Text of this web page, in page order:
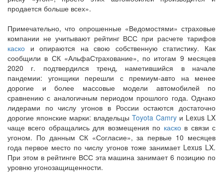
продается больше всех».
Примечательно, что опрошенные «Ведомостями» страховые
компании не учитывают рейтинг ВСС при расчете тарифов
каско и опираются на свою собственную статистику. Как
сообщили в СК «АльфаСтрахование», по итогам 9 месяцев
2020 г. подтвердился тренд, наметившийся в начале
пандемии: угонщики перешли с премиум-авто на менее
дорогие и более массовые модели автомобилей по
сравнению с аналогичным периодом прошлого года. Однако
лидерами по числу угонов в России остаются достаточно
дорогие японские марки: владельцы Toyota Camry и Lexus LX
чаще всего обращались для возмещения по каско в связи с
угоном. По данным СК «Согласие», за первые 10 месяцев
года первое место по числу угонов тоже занимает Lexus LX.
При этом в рейтинге ВСС эта машина занимает 6 позицию по
уровню угонозащищенности.